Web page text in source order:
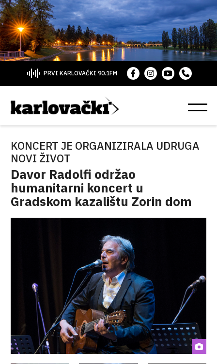
PRVI KARLOVAČKI 90.1FM
KONCERT JE ORGANIZIRALA UDRUGA
NOVI ŽIVOT
Davor Radolfi održao
humanitarni koncert u
Gradskom kazalištu Zorin dom